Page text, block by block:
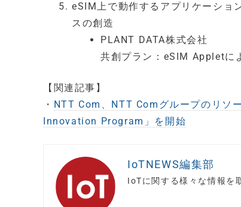
eSIM上で動作するアプリケーショ
スの創造
PLANT DATA株式会社
共創プラン：eSIM Appletに
【関連記事】
・ NTT Com、NTT Comグループのリソ
Innovation Program」を開始
IoTNEWS編集部
IoTに関する様々な情報を